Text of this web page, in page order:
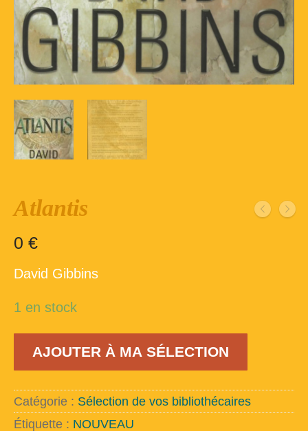
Inscription – club de lecture – Echecs
Nos suggestions
Répertoire du fonds de la bibliothèque –
1ère partie
Répertoire du fonds de la Bibliothèque –
Répertoire des ouvrages Jeunesse
Atlantis
0 €
David Gibbins
1 en stock
Atlantis
AJOUTER À MA SÉLECTION
Catégorie : Sélection de vos bibliothécaires
Étiquette : NOUVEAU